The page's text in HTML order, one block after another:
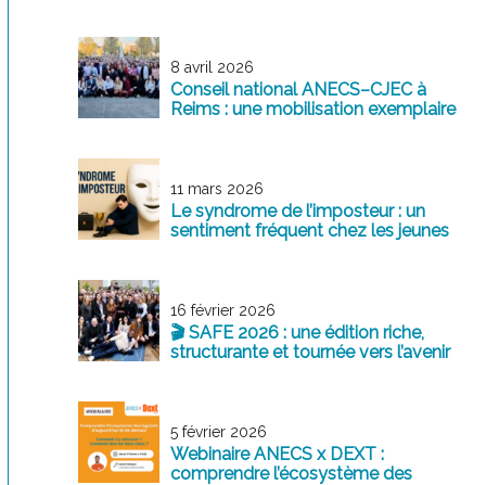
8 avril 2026
Conseil national ANECS–CJEC à
Reims : une mobilisation exemplaire
11 mars 2026
Le syndrome de l’imposteur : un
sentiment fréquent chez les jeunes
16 février 2026
🎬 SAFE 2026 : une édition riche,
structurante et tournée vers l’avenir
5 février 2026
Webinaire ANECS x DEXT :
comprendre l’écosystème des